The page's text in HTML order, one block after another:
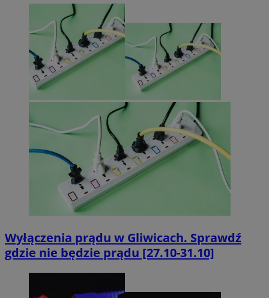
Wyłączenia prądu w Gliwicach. Sprawdź
gdzie nie będzie prądu [27.10-31.10]